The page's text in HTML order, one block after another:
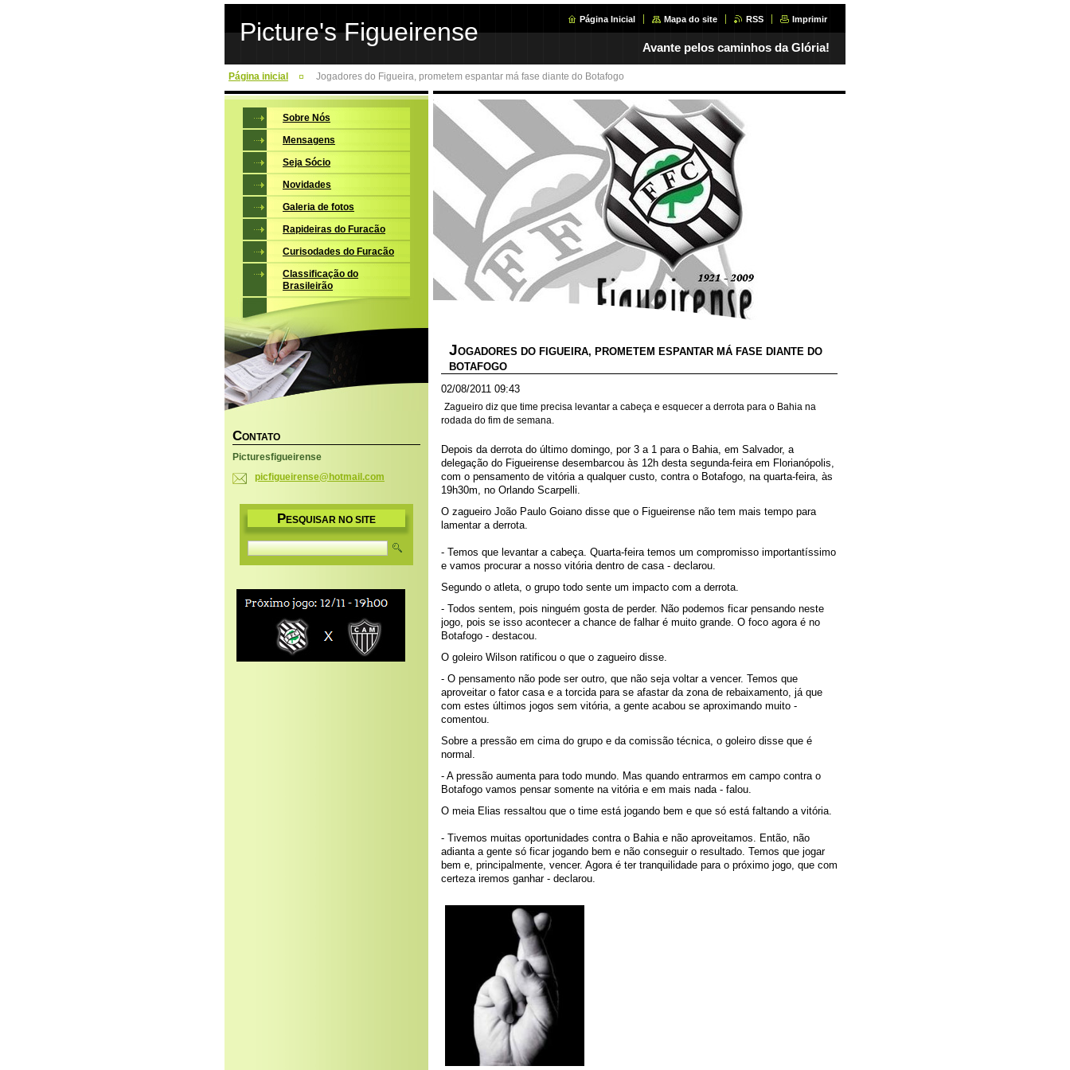
Picture's Figueirense Página Inicial Mapa do site RSS Imprimir
Avante pelos caminhos da Glória!
Página inicial Jogadores do Figueira, prometem espantar má fase diante do Botafogo
JOGADORES DO FIGUEIRA, PROMETEM ESPANTAR MÁ FASE DIANTE DO
BOTAFOGO
02/08/2011 09:43
Zagueiro diz que time precisa levantar a cabeça e esquecer a derrota para o Bahia na
rodada do fim de semana.
Depois da derrota do último domingo, por 3 a 1 para o Bahia, em Salvador, a
delegação do Figueirense desembarcou às 12h desta segunda-feira em Florianópolis,
com o pensamento de vitória a qualquer custo, contra o Botafogo, na quarta-feira, às
19h30m, no Orlando Scarpelli.
O zagueiro João Paulo Goiano disse que o Figueirense não tem mais tempo para
lamentar a derrota.
- Temos que levantar a cabeça. Quarta-feira temos um compromisso importantíssimo
e vamos procurar a nosso vitória dentro de casa - declarou.
Segundo o atleta, o grupo todo sente um impacto com a derrota.
- Todos sentem, pois ninguém gosta de perder. Não podemos ficar pensando neste
jogo, pois se isso acontecer a chance de falhar é muito grande. O foco agora é no
Botafogo - destacou.
O goleiro Wilson ratificou o que o zagueiro disse.
- O pensamento não pode ser outro, que não seja voltar a vencer. Temos que
aproveitar o fator casa e a torcida para se afastar da zona de rebaixamento, já que
com estes últimos jogos sem vitória, a gente acabou se aproximando muito -
comentou.
Sobre a pressão em cima do grupo e da comissão técnica, o goleiro disse que é
normal.
- A pressão aumenta para todo mundo. Mas quando entrarmos em campo contra o
Botafogo vamos pensar somente na vitória e em mais nada - falou.
O meia Elias ressaltou que o time está jogando bem e que só está faltando a vitória.
- Tivemos muitas oportunidades contra o Bahia e não aproveitamos. Então, não
adianta a gente só ficar jogando bem e não conseguir o resultado. Temos que jogar
bem e, principalmente, vencer. Agora é ter tranquilidade para o próximo jogo, que com
certeza iremos ganhar - declarou.
Sobre Nós
Mensagens
Seja Sócio
Novidades
Galeria de fotos
Rapideiras do Furacão
Curisodades do Furacão
Classificação do
Brasileirão
CONTATO
Picturesfigueirense
picfigueirense@hotmail.com
PESQUISAR NO SITE